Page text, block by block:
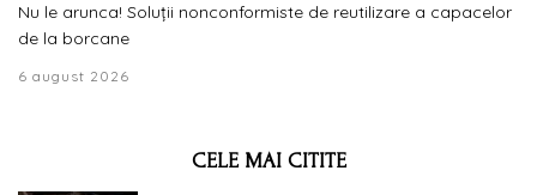
Nu le arunca! Soluții nonconformiste de reutilizare a capacelor
de la borcane
6 august 2026
CELE MAI CITITE